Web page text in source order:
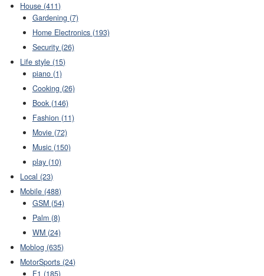
House (411)
Gardening (7)
Home Electronics (193)
Security (26)
Life style (15)
piano (1)
Cooking (26)
Book (146)
Fashion (11)
Movie (72)
Music (150)
play (10)
Local (23)
Mobile (488)
GSM (54)
Palm (8)
WM (24)
Moblog (635)
MotorSports (24)
F1 (185)